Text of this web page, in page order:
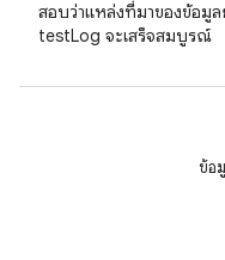
สอบว่าแหล่งที่มาของข้อมูล
testLog จะเสร็จสมบูรณ์
ข้อ